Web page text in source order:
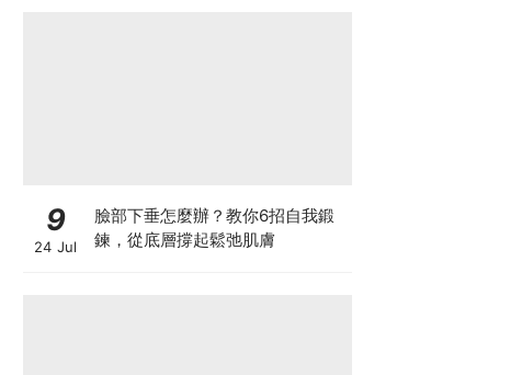
9
24 Jul
臉部下垂怎麼辦？教你6招自我鍛
鍊，從底層撐起鬆弛肌膚